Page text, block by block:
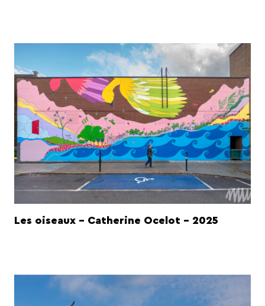
Les oiseaux - Catherine Ocelot - 2025